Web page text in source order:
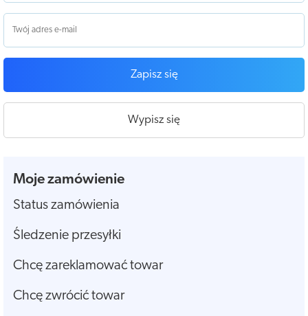
Zapisz się
Wypisz się
Moje zamówienie
Status zamówienia
Śledzenie przesyłki
Chcę zareklamować towar
Chcę zwrócić towar